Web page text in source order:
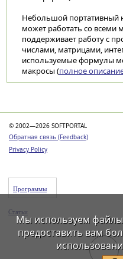
Небольшой портативный
может работать со всеми
поддерживает работу с
числами, матрицами,
используемые формулы
макросы (полное
© 2002—2026 SOFTPORTAL
Обратная связь (Feedback)
Privacy Policy
Программы
Статьи
Мы используем файлы
предоставить вам